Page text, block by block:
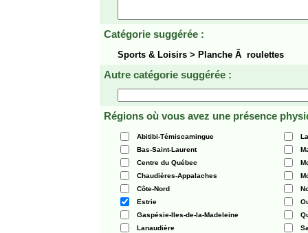
Catégorie suggérée :
Sports & Loisirs > Planche Ã roulettes
Autre catégorie suggérée :
Régions où vous avez une présence
Abitibi-Témiscamingue
Bas-Saint-Laurent
Centre du Québec
Chaudières-Appalaches
Côte-Nord
Estrie
Gaspésie-Iles-de-la-Madeleine
Lanaudière